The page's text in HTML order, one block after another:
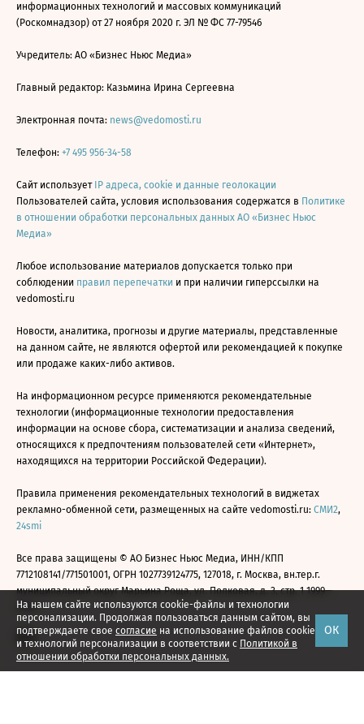
На нашем сайте используются cookie-файлы и технологии
персонализации. Продолжая пользоваться данным сайтом, вы
подтверждаете свое согласие на использование файлов cookie
и технологий персонализации в соответствии с Политикой в
отношении обработки персональных данных.
ОК
информационных технологий и массовых коммуникаций
(Роскомнадзор) от 27 ноября 2020 г. ЭЛ № ФС 77-79546
Учредитель: АО «Бизнес Ньюс Медиа»
Главный редактор: Казьмина Ирина Сергеевна
Электронная почта: news@vedomosti.ru
Телефон: +7 495 956-34-58
Сайт использует IP адреса, cookie и данные геолокации
Пользователей сайта, условия использования содержатся в Политике
в отношении обработки персональных данных АО «Бизнес Ньюс
Медиа»
Любое использование материалов допускается только при
соблюдении правил перепечатки и при наличии гиперссылки на
vedomosti.ru
Новости, аналитика, прогнозы и другие материалы, представленные
на данном сайте, не являются офертой или рекомендацией к покупке
или продаже каких-либо активов.
На информационном ресурсе применяются рекомендательные
технологии (информационные технологии предоставления
информации на основе сбора, систематизации и анализа сведений,
относящихся к предпочтениям пользователей сети «Интернет»,
находящихся на территории Российской Федерации).
Правила применения рекомендательных технологий в виджетах
рекламно-обменной сети, размещенных на сайте vedomosti.ru: СМИ2,
24smi
Все права защищены © АО Бизнес Ньюс Медиа, ИНН/КПП
7712108141/771501001, ОГРН 1027739124775, 127018, г. Москва, вн.тер.г.
муниципальный округ Марьина Роща, ул. Полковая, д. 3, стр. 1 1999—
2026